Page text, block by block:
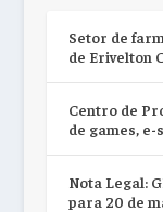
Setor de
de Erivelton
Centro de
de games,
Nota Legal:
para 20 de